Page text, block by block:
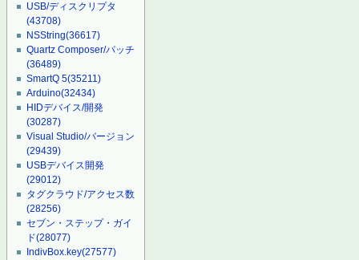
USB/ディスクリプタ
(43708)
NSString(36617)
Quartz Composer/パッチ
(36489)
SmartQ 5(35211)
Arduino(32434)
HIDデバイス/開発
(30287)
Visual Studio/バージョン
(29439)
USBデバイス開発
(29012)
タグクラウド/アクセス数
(28256)
セブン・ステップ・ガイ
ド(28077)
IndivBox.key(27577)